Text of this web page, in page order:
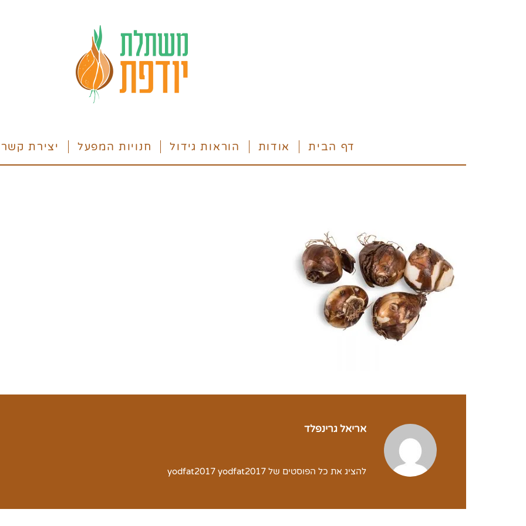
דף הבית אודות הוראות גידול חנויות המפעל יצירת קשר
אריאל גרינפלד
להציג את כל הפוסטים של yodfat2017 yodfat2017